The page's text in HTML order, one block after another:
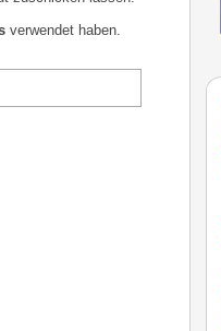
verwendet haben.